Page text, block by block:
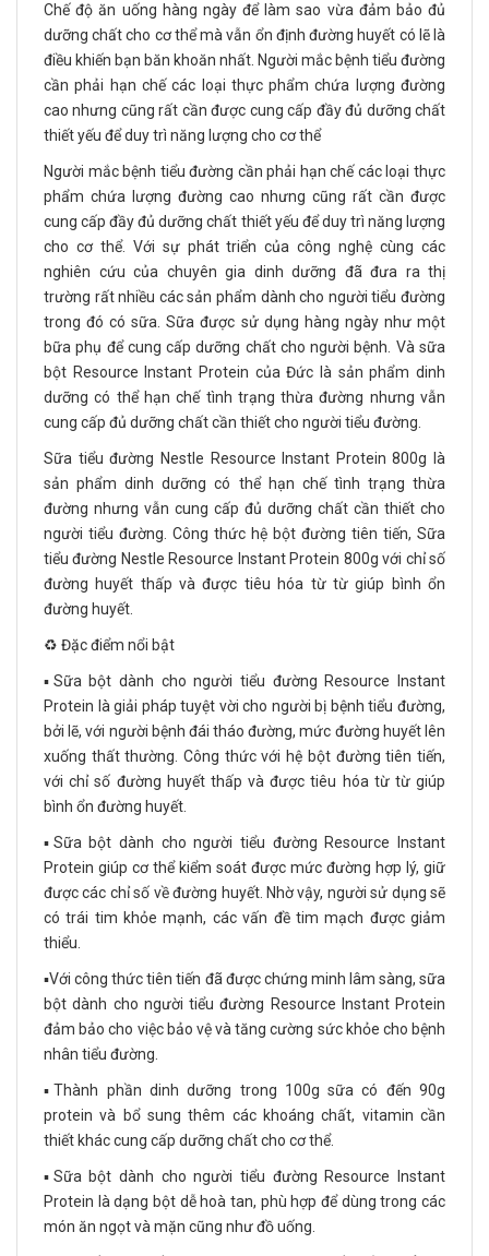
Chế độ ăn uống hàng ngày để làm sao vừa đảm bảo đủ
dưỡng chất cho cơ thể mà vẫn ổn định đường huyết có lẽ là
điều khiến bạn băn khoăn nhất. Người mắc bệnh tiểu đường
cần phải hạn chế các loại thực phẩm chứa lượng đường
cao nhưng cũng rất cần được cung cấp đầy đủ dưỡng chất
thiết yếu để duy trì năng lượng cho cơ thể
Người mắc bệnh tiểu đường cần phải hạn chế các loại thực
phẩm chứa lượng đường cao nhưng cũng rất cần được
cung cấp đầy đủ dưỡng chất thiết yếu để duy trì năng lượng
cho cơ thể. Với sự phát triển của công nghệ cùng các
nghiên cứu của chuyên gia dinh dưỡng đã đưa ra thị
trường rất nhiều các sản phẩm dành cho người tiểu đường
trong đó có sữa. Sữa được sử dụng hàng ngày như một
bữa phụ để cung cấp dưỡng chất cho người bệnh. Và sữa
bột Resource Instant Protein của Đức là sản phẩm dinh
dưỡng có thể hạn chế tình trạng thừa đường nhưng vẫn
cung cấp đủ dưỡng chất cần thiết cho người tiểu đường.
Sữa tiểu đường Nestle Resource Instant Protein 800g là
sản phẩm dinh dưỡng có thể hạn chế tình trạng thừa
đường nhưng vẫn cung cấp đủ dưỡng chất cần thiết cho
người tiểu đường. Công thức hệ bột đường tiên tiến, Sữa
tiểu đường Nestle Resource Instant Protein 800g với chỉ số
đường huyết thấp và được tiêu hóa từ từ giúp bình ổn
đường huyết.
♻️ Đặc điểm nổi bật
▪️Sữa bột dành cho người tiểu đường Resource Instant
Protein là giải pháp tuyệt vời cho người bị bệnh tiểu đường,
bởi lẽ, với người bệnh đái tháo đường, mức đường huyết lên
xuống thất thường. Công thức với hệ bột đường tiên tiến,
với chỉ số đường huyết thấp và được tiêu hóa từ từ giúp
bình ổn đường huyết.
▪️Sữa bột dành cho người tiểu đường Resource Instant
Protein giúp cơ thể kiểm soát được mức đường hợp lý, giữ
được các chỉ số về đường huyết. Nhờ vậy, người sử dụng sẽ
có trái tim khỏe mạnh, các vấn đề tim mạch được giảm
thiểu.
▪️Với công thức tiên tiến đã được chứng minh lâm sàng, sữa
bột dành cho người tiểu đường Resource Instant Protein
đảm bảo cho việc bảo vệ và tăng cường sức khỏe cho bệnh
nhân tiểu đường.
▪️Thành phần dinh dưỡng trong 100g sữa có đến 90g
protein và bổ sung thêm các khoáng chất, vitamin cần
thiết khác cung cấp dưỡng chất cho cơ thể.
▪️Sữa bột dành cho người tiểu đường Resource Instant
Protein là dạng bột dễ hoà tan, phù hợp để dùng trong các
món ăn ngọt và mặn cũng như đồ uống.